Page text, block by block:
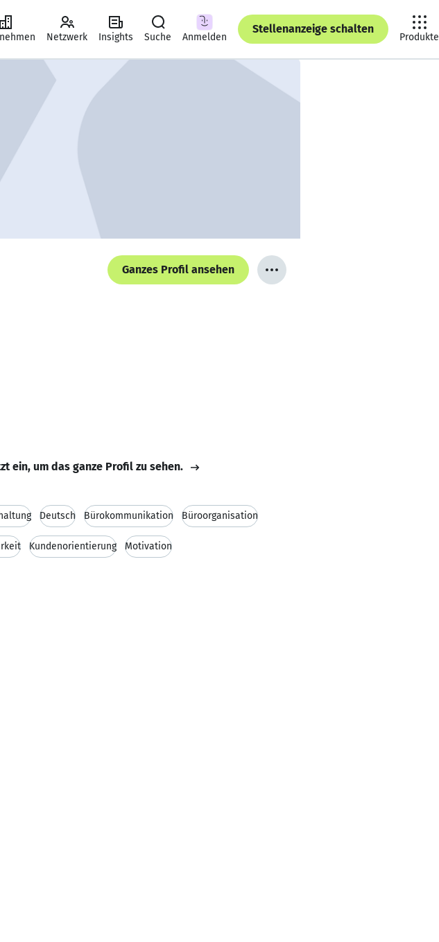
Netzwerk Insights Suche Anmelden
Stellenanzeige schalten
Produkte
Ganzes Profil ansehen
ein, um das ganze Profil zu sehen.
Deutsch Bürokommunikation Büroorganisation
Kundenorientierung Motivation